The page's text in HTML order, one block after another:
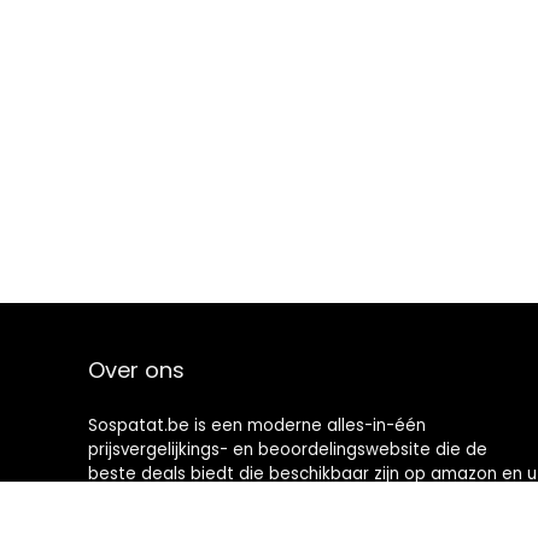
Over ons
Sospatat.be is een moderne alles-in-één
prijsvergelijkings- en beoordelingswebsite die de
beste deals biedt die beschikbaar zijn op amazon en u